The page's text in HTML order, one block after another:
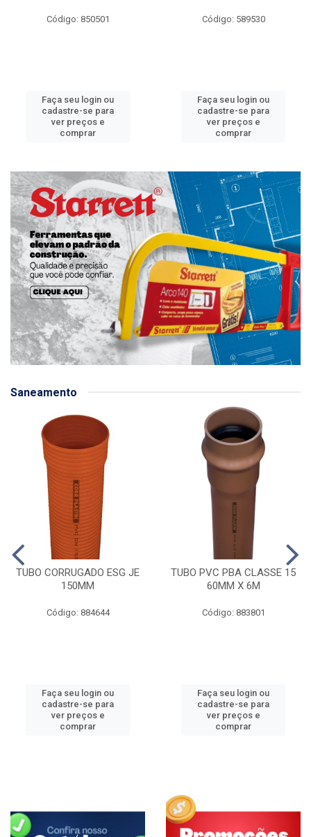
Código: 850501
Faça seu login ou
cadastre-se para
ver preços e
comprar
Código: 589530
Faça seu login ou
cadastre-se para
ver preços e
comprar
Saneamento
TUBO CORRUGADO ESG JE
150MM
Código: 884644
Faça seu login ou
cadastre-se para
ver preços e
comprar
TUBO PVC PBA CLASSE 15
60MM X 6M
Código: 883801
Faça seu login ou
cadastre-se para
ver preços e
comprar